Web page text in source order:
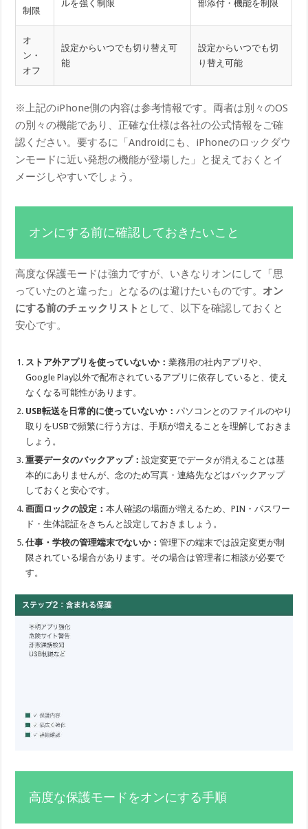
制限
ルを強く制限
部添付・機能を制限
オ
ン・
オフ
設定からいつでも切り替え可
能
設定からいつでも切
り替え可能
※上記のiPhone側の内容は参考情報です。両者は別々のOS
の別々の機能であり、正確な仕様は各社の公式情報をご確
認ください。要するに「Androidにも、iPhoneのロックダウ
ンモードに近い発想の機能が登場した」と捉えておくとイ
メージしやすいでしょう。
オンにする前に確認しておきたいこと
高度な保護モードは強力ですが、いきなりオンにして「思
っていたのと違った」となるのは避けたいものです。 オン
にする前のチェックリスト として、以下を確認しておくと
安心です。
ストア外アプリを使っていないか：業務用の社内アプリや、
Google Play以外で配布されているアプリに依存していると、使え
なくなる可能性があります。
USB転送を日常的に使っていないか：パソコンとのファイルのやり
取りをUSBで頻繁に行う方は、手順が増えることを理解しておきま
しょう。
重要データのバックアップ：設定変更でデータが消えることは基
本的にありませんが、念のため写真・連絡先などはバックアップ
しておくと安心です。
画面ロックの設定：本人確認の場面が増えるため、PIN・パスワー
ド・生体認証をきちんと設定しておきましょう。
仕事・学校の管理端末でないか：管理下の端末では設定変更が制
限されている場合があります。その場合は管理者に相談が必要で
す。
高度な保護モードをオンにする手順